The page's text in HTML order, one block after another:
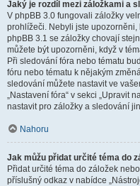
Jaký je rozdíl mezi záložkami a
V phpBB 3.0 fungovali záložky
prohlížeči. Nebyli jste upozorněni,
phpBB 3.1 se záložky chovají
můžete být upozorněni, když v
Při sledování fóra nebo tématu
fóru nebo tématu k nějakým
sledování můžete nastavit ve
„Nastavení fóra“ v sekci „Upravit
nastavit pro záložky a sledování
Nahoru
Jak můžu přidat určité téma do
Přidat určité téma do záložek
příslušný odkaz v nabídce